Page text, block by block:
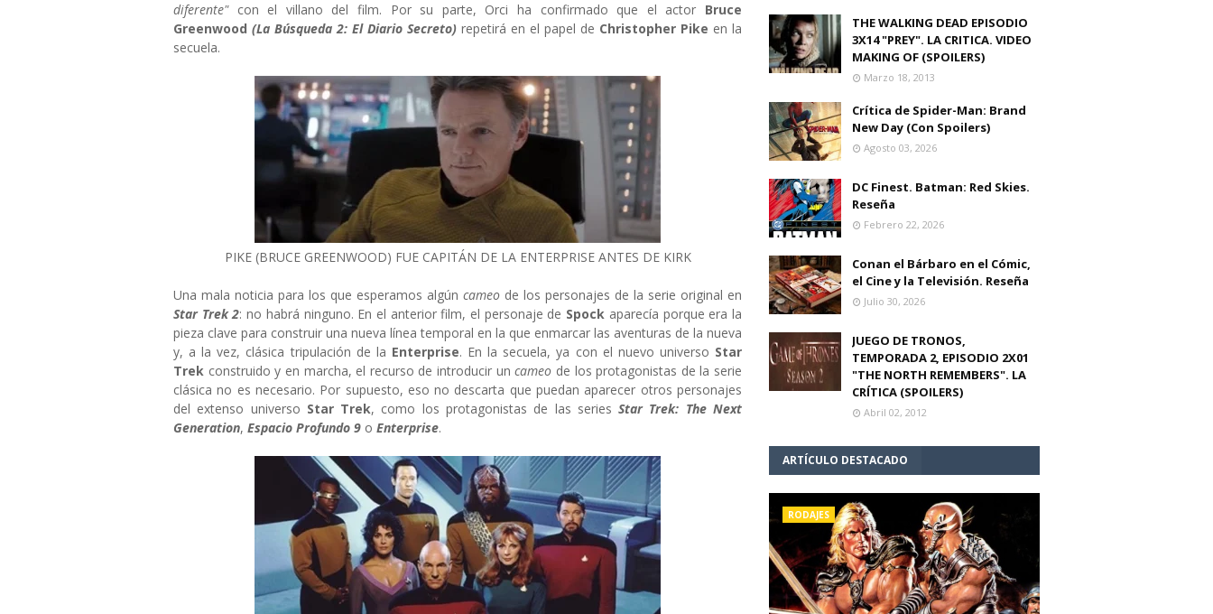
diferente"con el villano del film. Por su parte, Orci ha confirmado que el actor Bruce
Greenwood (La Búsqueda 2: El Diario Secreto) repetirá en el papel de Christopher Pike en la
secuela.
PIKE (BRUCE GREENWOOD) FUE CAPITÁN DE LA ENTERPRISE ANTES DE KIRK
Una mala noticia para los que esperamos algún cameo de los personajes de la serie original en
Star Trek 2: no habrá ninguno. En el anterior film, el personaje de Spock aparecía porque era la
pieza clave para construir una nueva línea temporal en la que enmarcar las aventuras de la nueva
y, a la vez, clásica tripulación de la Enterprise. En la secuela, ya con el nuevo universo Star
Trek construido y en marcha, el recurso de introducir uncameo de los protagonistas de la serie
clásica no es necesario. Por supuesto, eso no descarta que puedan aparecer otros personajes
del extenso universo Star Trek, como los protagonistas de las seriesStar Trek: The Next
Generation, Espacio Profundo 9 o Enterprise.
THE WALKING DEAD EPISODIO
3X14 "PREY". LA CRITICA. VIDEO
MAKING OF (SPOILERS)
Marzo 18, 2013
Crítica de Spider-Man: Brand
New Day (Con Spoilers)
Agosto 03, 2026
DC Finest. Batman: Red Skies.
Reseña
Febrero 22, 2026
Conan el Bárbaro en el Cómic,
el Cine y la Televisión. Reseña
Julio 30, 2026
JUEGO DE TRONOS,
TEMPORADA 2, EPISODIO 2X01
"THE NORTH REMEMBERS". LA
CRÍTICA (SPOILERS)
Abril 02, 2012
ARTÍCULO DESTACADO
RODAJES